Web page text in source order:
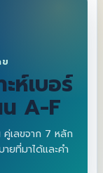
ห์เบอร์
A-F
เลขจาก 7 หลัก
ยที่มาได้และคำ